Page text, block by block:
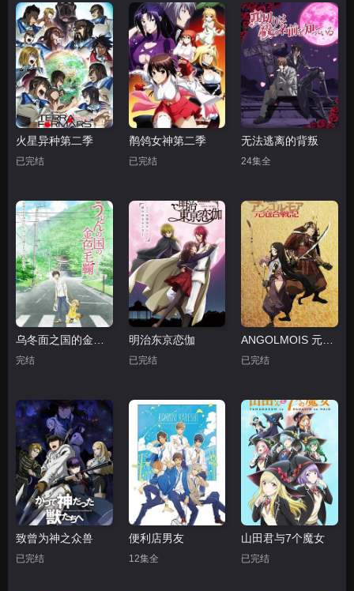
火星异种第二季
已完结
鹡鸰女神第二季
已完结
无法逃离的背叛
24集全
完结
明治东京恋伽
已完结 已完结
致曾为神之众兽
已完结
便利店男友
12集全
山田君与7个魔女
已完结